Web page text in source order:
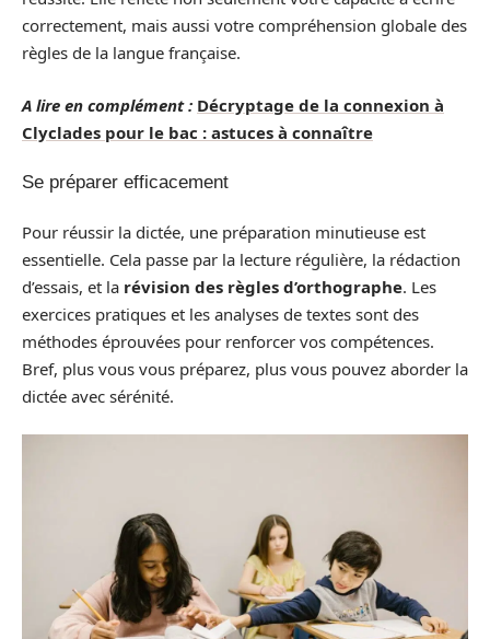
correctement, mais aussi votre compréhension globale des
règles de la langue française.
A lire en complément : Décryptage de la connexion à
Clyclades pour le bac : astuces à connaître
Se préparer efficacement
Pour réussir la dictée, une préparation minutieuse est
essentielle. Cela passe par la lecture régulière, la rédaction
d’essais, et la révision des règles d’orthographe. Les
exercices pratiques et les analyses de textes sont des
méthodes éprouvées pour renforcer vos compétences.
Bref, plus vous vous préparez, plus vous pouvez aborder la
dictée avec sérénité.